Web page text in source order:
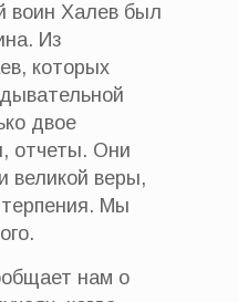
воин Халев был
Из
которых
двое
отчеты. Они
великой веры,
Мы
нам о